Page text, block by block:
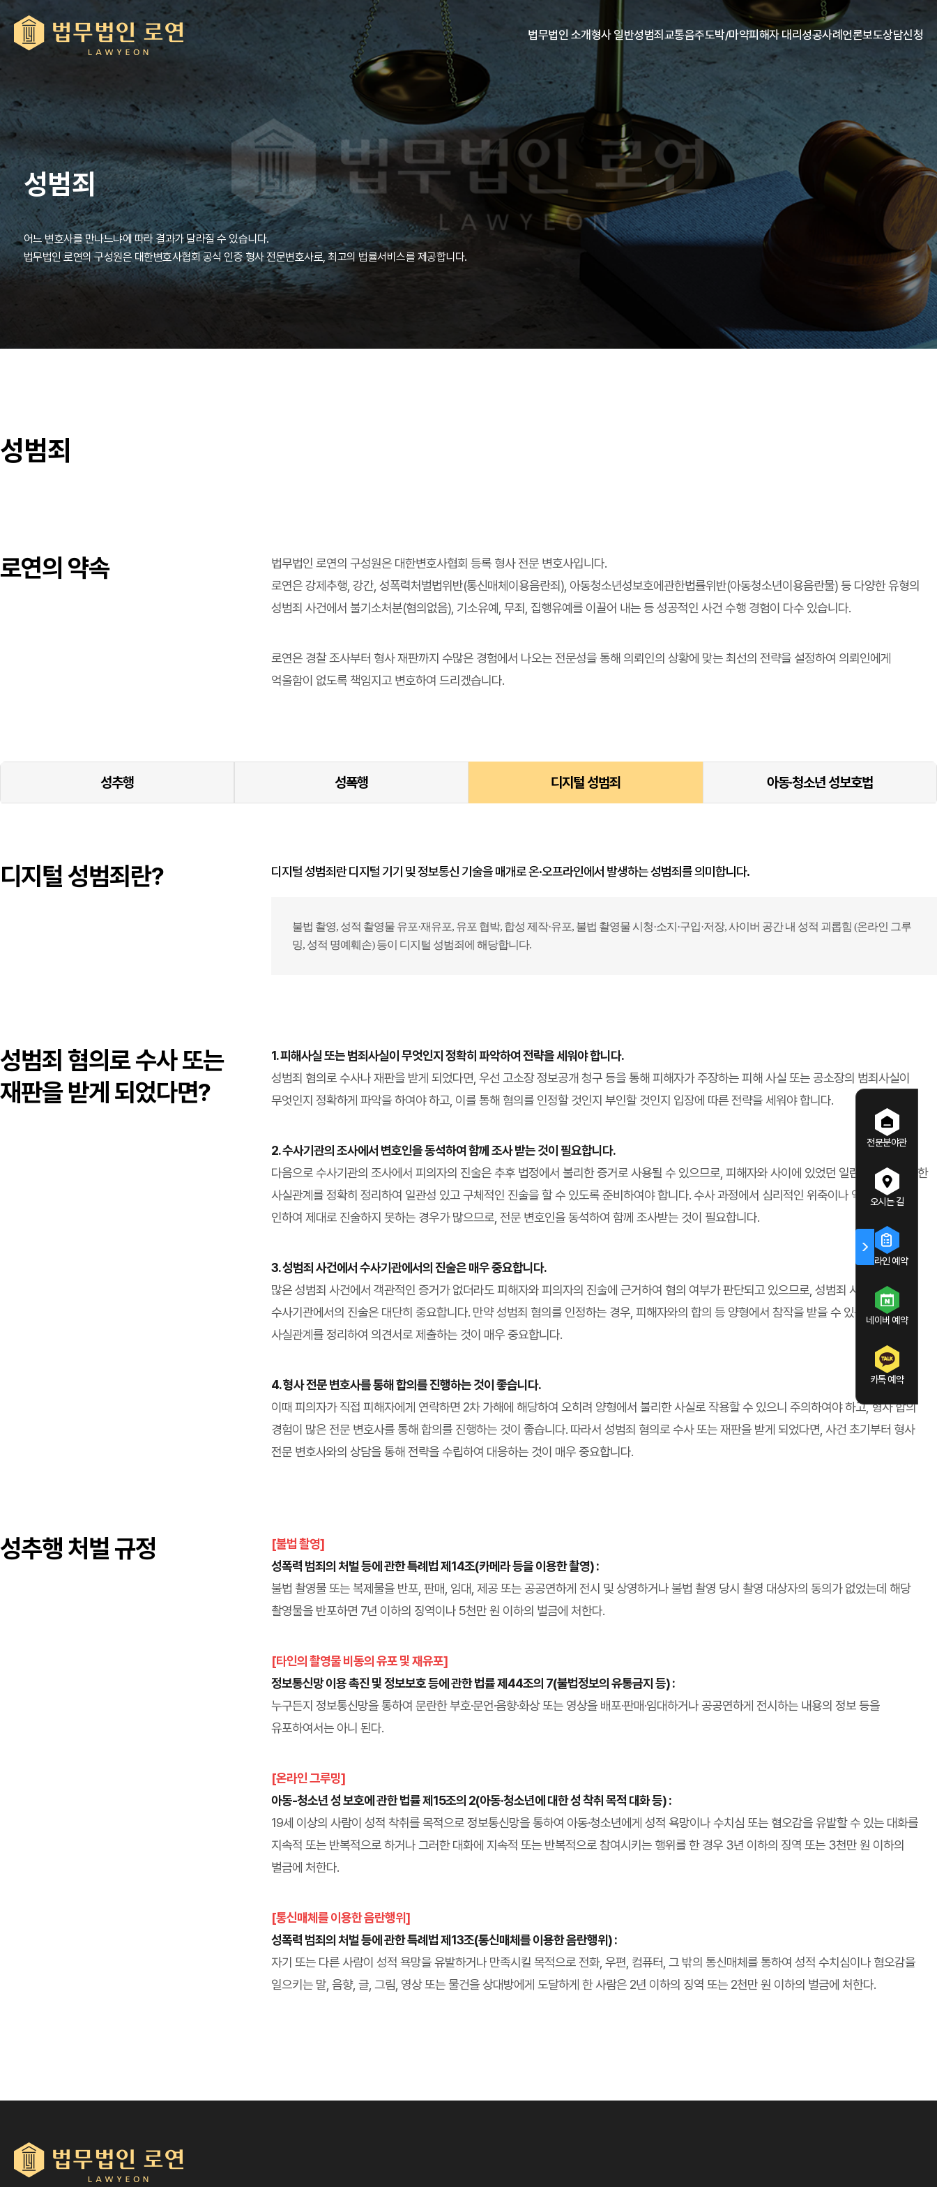
법무법인 소개
형사전문센터 소개 구성원 소개 오시는길
형사 일반성범죄
성추행 성폭행 디지털성범죄
교통음주
교통사고
도박/마약피해자 대리성공사례
고객후기
언론보도상담신청
전문분야관
오시는 길
온라인 예약
네이버 예약
카톡 예약
성범죄
어느 변호사를 만나느냐에 따라 결과가 달라질 수 있습니다.
법무법인 로연의 구성원은 대한변호사협회 공식 인증 형사 전문변호사로, 최고의 법률서비스를 제공합니다.
성범죄
로연의 약속
법무법인 로연의 구성원은 대한변호사협회 등록 형사 전문 변호사입니다.
로연은 강제추행, 강간, 성폭력처벌법위반(통신매체이용음란죄), 아동청소년성보호에관한법률위반(아동청소년이용음란물) 등 다양한 유형의
성범죄 사건에서 불기소처분(혐의없음), 기소유예, 무죄, 집행유예를 이끌어 내는 등 성공적인 사건 수행 경험이 다수 있습니다.
로연은 경찰 조사부터 형사 재판까지 수많은 경험에서 나오는 전문성을 통해 의뢰인의 상황에 맞는 최선의 전략을 설정하여 의뢰인에게
억울함이 없도록 책임지고 변호하여 드리겠습니다.
성추행 성폭행 디지털 성범죄 아동·청소년 성보호법
디지털 성범죄란? 디지털 성범죄란 디지털 기기 및 정보통신 기술을 매개로 온·오프라인에서 발생하는 성범죄를 의미합니다.
불법 촬영, 성적 촬영물 유포·재유포, 유포 협박, 합성 제작·유포, 불법 촬영물 시청·소지·구입·저장, 사이버 공간 내 성적 괴롭힘 (온라인 그루
밍, 성적 명예훼손) 등이 디지털 성범죄에 해당합니다.
성범죄 혐의로 수사 또는
재판을 받게 되었다면?
1. 피해사실 또는 범죄사실이 무엇인지 정확히 파악하여 전략을 세워야 합니다.
성범죄 혐의로 수사나 재판을 받게 되었다면, 우선 고소장 정보공개 청구 등을 통해 피해자가 주장하는 피해 사실 또는 공소장의 범죄사실이
무엇인지 정확하게 파악을 하여야 하고, 이를 통해 혐의를 인정할 것인지 부인할 것인지 입장에 따른 전략을 세워야 합니다.
2. 수사기관의 조사에서 변호인을 동석하여 함께 조사 받는 것이 필요합니다.
다음으로 수사기관의 조사에서 피의자의 진술은 추후 법정에서 불리한 증거로 사용될 수 있으므로, 피해자와 사이에 있었던 일련의 과정에 대한
사실관계를 정확히 정리하여 일관성 있고 구체적인 진술을 할 수 있도록 준비하여야 합니다. 수사 과정에서 심리적인 위축이나 억울함으로
인하여 제대로 진술하지 못하는 경우가 많으므로, 전문 변호인을 동석하여 함께 조사받는 것이 필요합니다.
3. 성범죄 사건에서 수사기관에서의 진술은 매우 중요합니다.
많은 성범죄 사건에서 객관적인 증거가 없더라도 피해자와 피의자의 진술에 근거하여 혐의 여부가 판단되고 있으므로, 성범죄 사건에서
수사기관에서의 진술은 대단히 중요합니다. 만약 성범죄 혐의를 인정하는 경우, 피해자와의 합의 등 양형에서 참작을 받을 수 있는 자료와
사실관계를 정리하여 의견서로 제출하는 것이 매우 중요합니다.
4. 형사 전문 변호사를 통해 합의를 진행하는 것이 좋습니다.
이때 피의자가 직접 피해자에게 연락하면 2차 가해에 해당하여 오히려 양형에서 불리한 사실로 작용할 수 있으니 주의하여야 하고, 형사 합의
경험이 많은 전문 변호사를 통해 합의를 진행하는 것이 좋습니다. 따라서 성범죄 혐의로 수사 또는 재판을 받게 되었다면, 사건 초기부터 형사
전문 변호사와의 상담을 통해 전략을 수립하여 대응하는 것이 매우 중요합니다.
성추행 처벌 규정
[불법 촬영]
성폭력 범죄의 처벌 등에 관한 특례법 제14조(카메라 등을 이용한 촬영) :
불법 촬영물 또는 복제물을 반포, 판매, 임대, 제공 또는 공공연하게 전시 및 상영하거나 불법 촬영 당시 촬영 대상자의 동의가 없었는데 해당
촬영물을 반포하면 7년 이하의 징역이나 5천만 원 이하의 벌금에 처한다.
[타인의 촬영물 비동의 유포 및 재유포]
정보통신망 이용 촉진 및 정보보호 등에 관한 법률 제44조의 7(불법정보의 유통금지 등) :
누구든지 정보통신망을 통하여 문란한 부호·문언·음향·화상 또는 영상을 배포·판매·임대하거나 공공연하게 전시하는 내용의 정보 등을
유포하여서는 아니 된다.
[온라인 그루밍]
아동-청소년 성 보호에 관한 법률 제15조의 2(아동·청소년에 대한 성 착취 목적 대화 등) :
19세 이상의 사람이 성적 착취를 목적으로 정보통신망을 통하여 아동·청소년에게 성적 욕망이나 수치심 또는 혐오감을 유발할 수 있는 대화를
지속적 또는 반복적으로 하거나 그러한 대화에 지속적 또는 반복적으로 참여시키는 행위를 한 경우 3년 이하의 징역 또는 3천만 원 이하의
벌금에 처한다.
[통신매체를 이용한 음란행위]
성폭력 범죄의 처벌 등에 관한 특례법 제13조(통신매체를 이용한 음란행위) :
자기 또는 다른 사람이 성적 욕망을 유발하거나 만족시킬 목적으로 전화, 우편, 컴퓨터, 그 밖의 통신매체를 통하여 성적 수치심이나 혐오감을
일으키는 말, 음향, 글, 그림, 영상 또는 물건을 상대방에게 도달하게 한 사람은 2년 이하의 징역 또는 2천만 원 이하의 벌금에 처한다.